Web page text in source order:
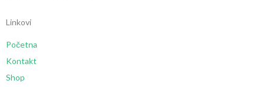
Linkovi
Početna
Kontakt
Shop